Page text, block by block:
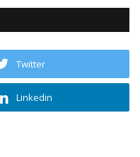
Twitter
Linkedin